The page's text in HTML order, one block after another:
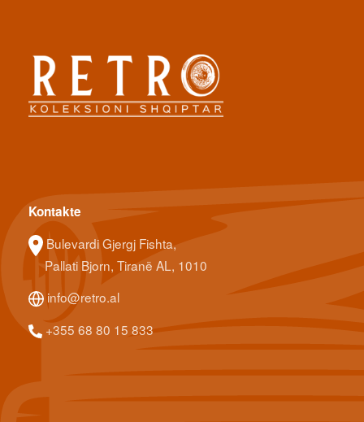
Kontakte
Bulevardi Gjergj Fishta,
Pallati Bjorn, Tiranë AL, 1010
info@retro.al
+355 68 80 15 833